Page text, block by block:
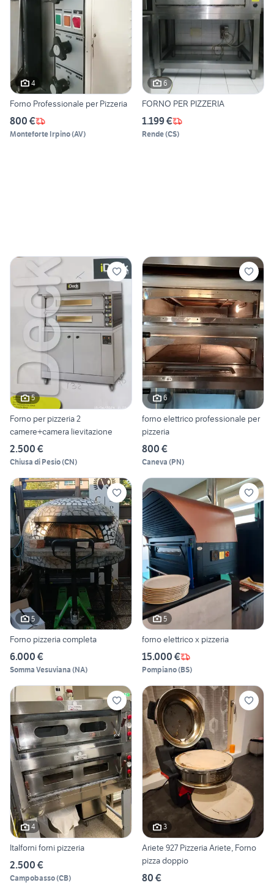
4
Forno Professionale per Pizzeria
800 €
Monteforte Irpino(AV)
6
FORNO PER PIZZERIA
1.199 €
Rende(CS)
5
Forno per pizzeria 2
camere+camera lievitazione
2.500 €
Chiusa di Pesio(CN)
6
forno elettrico professionale per
pizzeria
800 €
Caneva (PN)
5
Forno pizzeria completa
6.000 €
Somma Vesuviana (NA)
5
forno elettrico x pizzeria
15.000 €
Pompiano(BS)
4
Italforni forni pizzeria
2.500 €
Campobasso(CB)
3
Ariete 927 Pizzeria Ariete, Forno
pizza doppio
80 €